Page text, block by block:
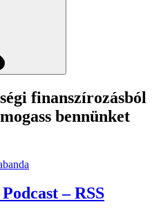
finanszírozásból
bennünket
– RSS